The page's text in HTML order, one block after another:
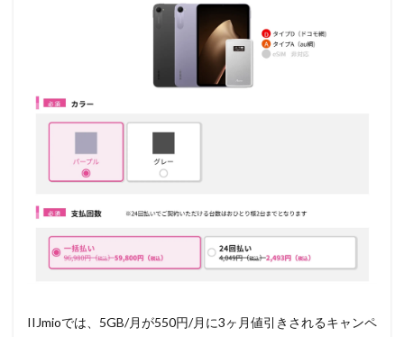
IIJmioでは、5GB/月が550円/月に3ヶ月値引きされるキャンペ